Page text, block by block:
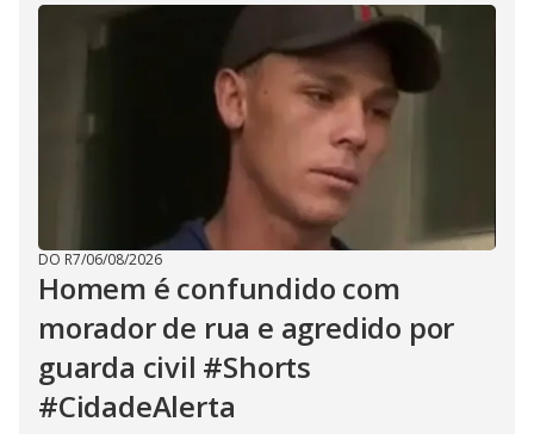
DO R7/06/08/2026
Homem é confundido com
morador de rua e agredido por
guarda civil #Shorts
#CidadeAlerta